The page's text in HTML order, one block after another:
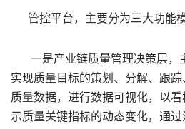
管控平台，主要分为三大功能模
一是产业链质量管理决策层，
实现质量目标的策划、分解、跟
质量数据，进行数据可视化，以
示质量关键指标的动态变化，通